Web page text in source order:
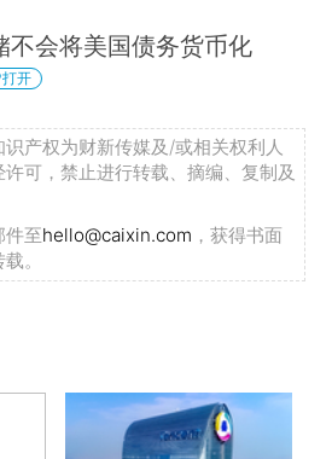
不会将美国债务货币化
开
产权为财新传媒及/或相关权利人
可，禁止进行转载、摘编、复制及
件至hello@caixin.com ，获得书面
。